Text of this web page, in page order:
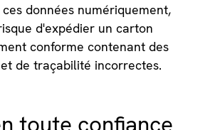
données numériquement,
d'expédier un carton
conforme contenant des
de traçabilité incorrectes.